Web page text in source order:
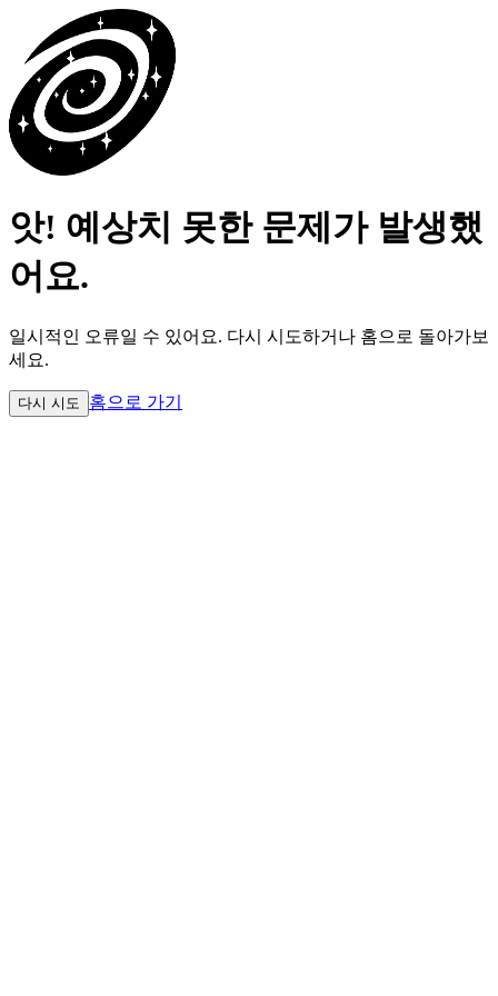
앗! 예상치 못한 문제가 발생했
어요.
일시적인 오류일 수 있어요. 다시 시도하거나 홈으로 돌아가보
세요.
다시 시도 홈으로 가기